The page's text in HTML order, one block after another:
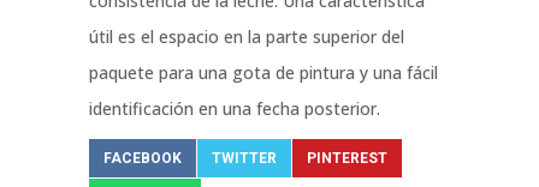
útil es el espacio en la parte superior del
paquete para una gota de pintura y una fácil
identificación en una fecha posterior.
FACEBOOK TWITTER PINTEREST